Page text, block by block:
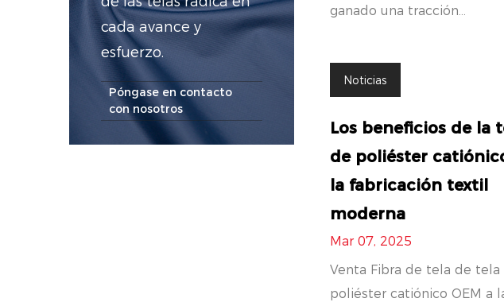
cada avance y
esfuerzo.
Póngase en contacto
con nosotros
ganado una tracción...
Noticias
Los beneficios de la
de poliéster
la fabricación textil
moderna
Mar 07, 2025
Venta Fibra de tela de tela
poliéster catiónico OEM a